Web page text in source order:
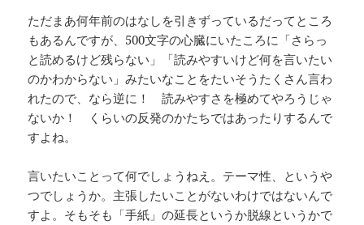
ただまあ何年前のはなしを引きずっているだってところ
もあるんですが、500文字の心臓にいたころに「さらっ
と読めるけど残らない」「読みやすいけど何を言いたい
のかわからない」みたいなことをたいそうたくさん言わ
れたので、なら逆に！ 読みやすさを極めてやろうじゃ
ないか！ くらいの反発のかたちではあったりするんで
すよね。
言いたいことって何でしょうねえ。テーマ性、というや
つでしょうか。主張したいことがないわけではないんで
すよ。そもそも「手紙」の延長というか脱線というかで